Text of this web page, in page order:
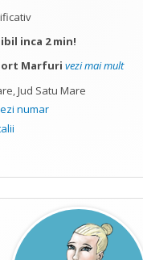
inca 2 min!
Marfuri vezi mai mult
Jud Satu Mare
numar